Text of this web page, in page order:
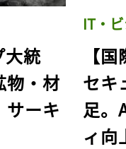
大統
物・材
サーキ
IT・
【
セキ
足。
ィ向